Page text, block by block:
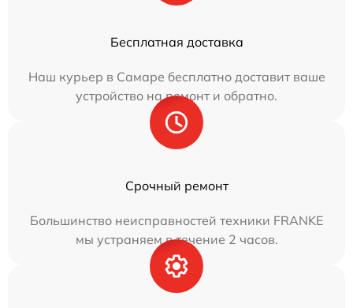
Бесплатная доставка
Наш курьер в Самаре бесплатно доставит ваше
устройство на ремонт и обратно.
Срочный ремонт
Большинство неисправностей техники FRANKE
мы устраняем в течение 2 часов.